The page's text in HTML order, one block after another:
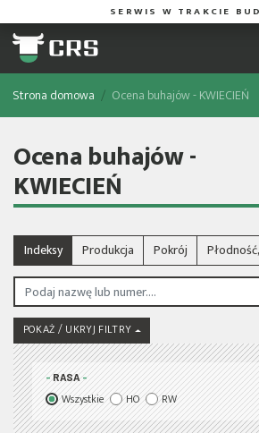
SERWIS W TRAKCIE
Strona domowa Ocena buhajów - KWIECIEŃ
Ocena buhajów -
KWIECIEŃ
Indeksy Produkcja Pokrój
POKAŻ / UKRYJ FILTRY
RASA
Wszystkie HO RW